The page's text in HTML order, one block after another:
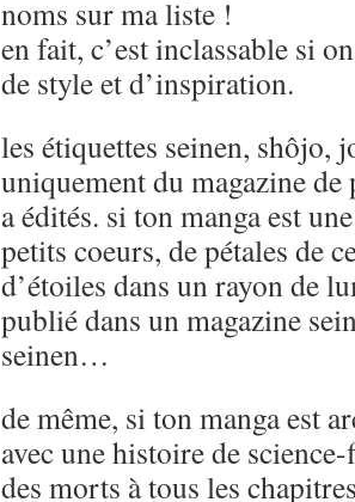
noms sur ma liste !
en fait, c’est inclassable si
de style et d’inspiration.
les étiquettes seinen, shôjo,
uniquement du magazine
a édités. si ton manga est
petits coeurs, de pétales de
d’étoiles dans un rayon de
publié dans un magazine
seinen…
de même, si ton manga est
avec une histoire de
des morts à tous les